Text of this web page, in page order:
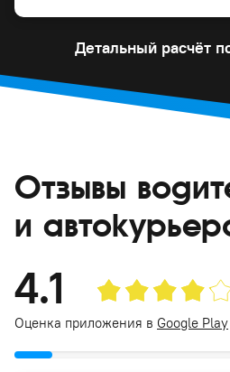
Детальный расчёт
Отзывы
и
4.1
Оценка приложения в Google Play